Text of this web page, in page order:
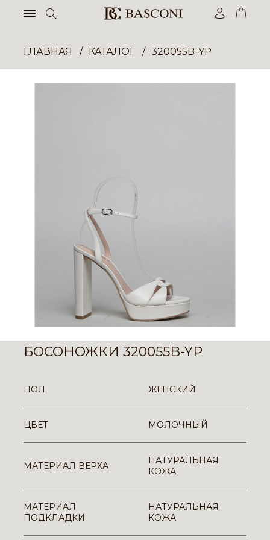
ГЛАВНАЯ КАТАЛОГ 320055B-YP
БОСОНОЖКИ 320055B-YP
ПОЛ ЖЕНСКИЙ
ЦВЕТ МОЛОЧНЫЙ
МАТЕРИАЛ ВЕРХА
НАТУРАЛЬНАЯ
КОЖА
МАТЕРИАЛ
ПОДКЛАДКИ
НАТУРАЛЬНАЯ
КОЖА